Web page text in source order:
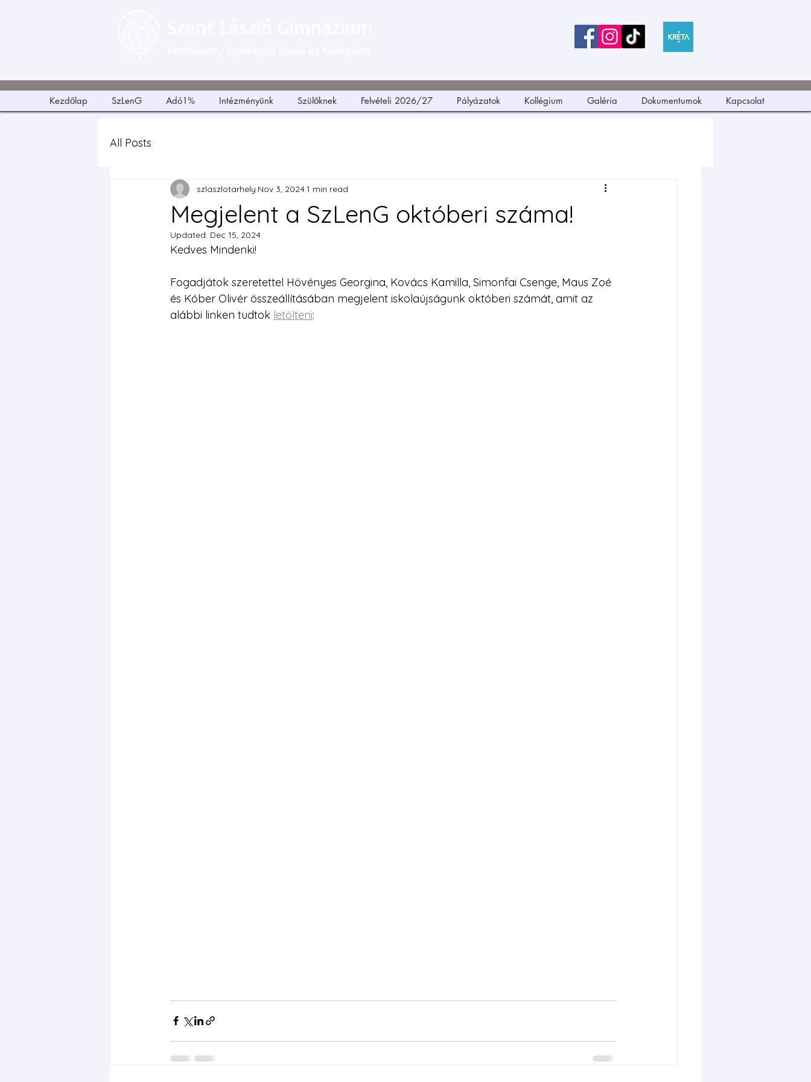
Kezdőlap SzLenG Adó1% Intézményünk Szülőknek Felvételi 2026/27 Pályázatok Kollégium Galéria Dokumentumok Kapcsolat
All Posts
Megjelent a SzLenG októberi száma!
szlaszlotarhely Nov 3, 20241 min read
Updated: Dec 15, 2024
Kedves Mindenki!
Fogadjátok szeretettel Hövényes Georgina, Kovács Kamilla, Simonfai Csenge, Maus Zoé
és Kóber Olivér összeállításában megjelent iskolaújságunk októberi számát, amit az
alábbi linken tudtok letölteni: